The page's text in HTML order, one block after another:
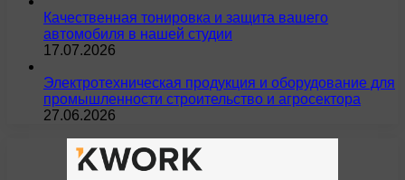
Качественная тонировка и защита вашего
автомобиля в нашей студии
17.07.2026
Электротехническая продукция и оборудование для
промышленности строительство и агросектора
27.06.2026